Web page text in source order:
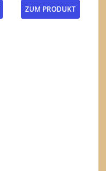
ZUM PRODUKT